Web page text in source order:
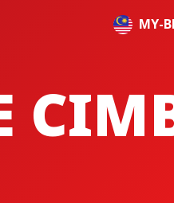
MY-